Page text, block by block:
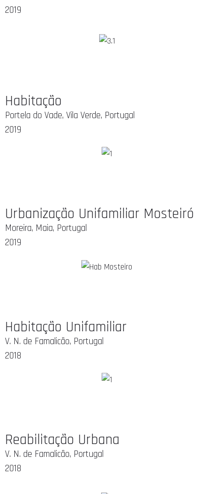
2019
Habitação
Portela do Vade, Vila Verde, Portugal
2019
Urbanização Unifamiliar Mosteiró
Moreira, Maia, Portugal
2019
Habitação Unifamiliar
V. N. de Famalicão, Portugal
2018
Reabilitação Urbana
V. N. de Famalicão, Portugal
2018